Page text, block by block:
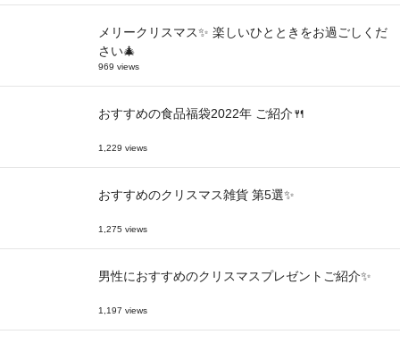
メリークリスマス✨ 楽しいひとときをお過ごしくだ
さい🎄
969 views
おすすめの食品福袋2022年 ご紹介🍴
1,229 views
おすすめのクリスマス雑貨 第5選✨
1,275 views
男性におすすめのクリスマスプレゼントご紹介✨
1,197 views